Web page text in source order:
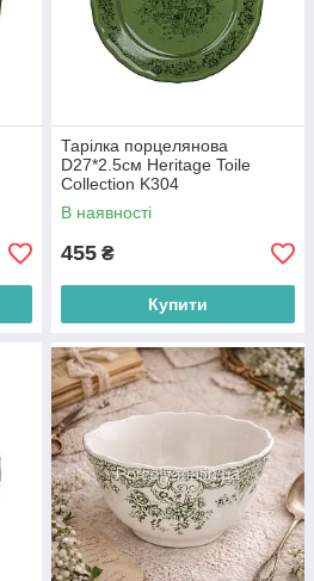
Тарілка порцелянова
D27*2.5см Heritage Toile
Collection K304
В наявності
455 ₴
Купити